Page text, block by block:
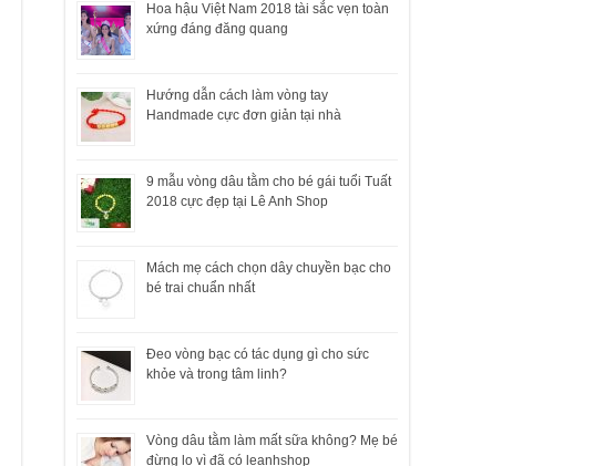
Hoa hậu Việt Nam 2018 tài sắc vẹn toàn
xứng đáng đăng quang
Hướng dẫn cách làm vòng tay
Handmade cực đơn giản tại nhà
9 mẫu vòng dâu tằm cho bé gái tuổi Tuất
2018 cực đẹp tại Lê Anh Shop
Mách mẹ cách chọn dây chuyền bạc cho
bé trai chuẩn nhất
Đeo vòng bạc có tác dụng gì cho sức
khỏe và trong tâm linh?
Vòng dâu tằm làm mất sữa không? Mẹ bé
đừng lo vì đã có leanhshop